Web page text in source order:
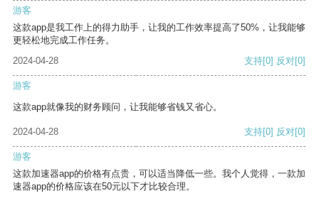
游客
这款app是我工作上的得力助手，让我的工作效率提高了50%，让我能够
更轻松地完成工作任务。
2024-04-28
支持[0] 反对[0]
游客
这款app就像我的财务顾问，让我能够省钱又省心。
2024-04-28 支持[0] 反对[0]
游客
这款加速器app的价格有点贵，可以适当降低一些。我个人觉得，一款加
速器app的价格应该在50元以下才比较合理。